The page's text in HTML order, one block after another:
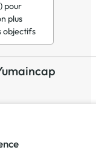
pour
plus
objectifs